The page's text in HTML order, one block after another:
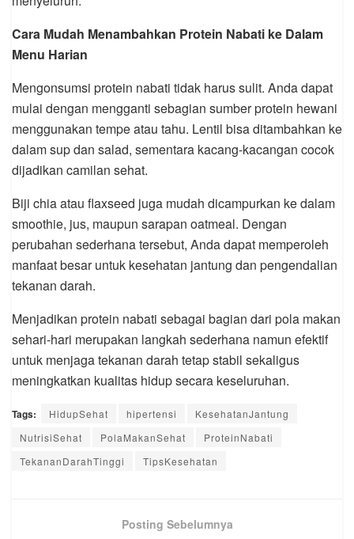
Cara Mudah Menambahkan Protein Nabati ke Dalam
Menu Harian
Mengonsumsi protein nabati tidak harus sulit. Anda dapat
mulai dengan mengganti sebagian sumber protein hewani
menggunakan tempe atau tahu. Lentil bisa ditambahkan ke
dalam sup dan salad, sementara kacang-kacangan cocok
dijadikan camilan sehat.
Biji chia atau flaxseed juga mudah dicampurkan ke dalam
smoothie, jus, maupun sarapan oatmeal. Dengan
perubahan sederhana tersebut, Anda dapat memperoleh
manfaat besar untuk kesehatan jantung dan pengendalian
tekanan darah.
Menjadikan protein nabati sebagai bagian dari pola makan
sehari-hari merupakan langkah sederhana namun efektif
untuk menjaga tekanan darah tetap stabil sekaligus
meningkatkan kualitas hidup secara keseluruhan.
Tags: HidupSehat hipertensi
KesehatanJantung
NutrisiSehat
PolaMakanSehat
ProteinNabati
TekananDarahTinggi
TipsKesehatan
Posting Sebelumnya